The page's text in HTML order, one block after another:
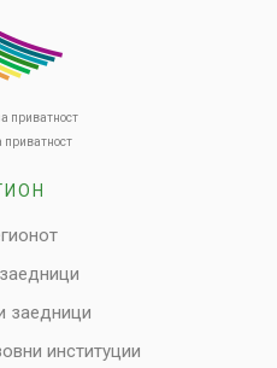
приватност
приватност
заедници
институции